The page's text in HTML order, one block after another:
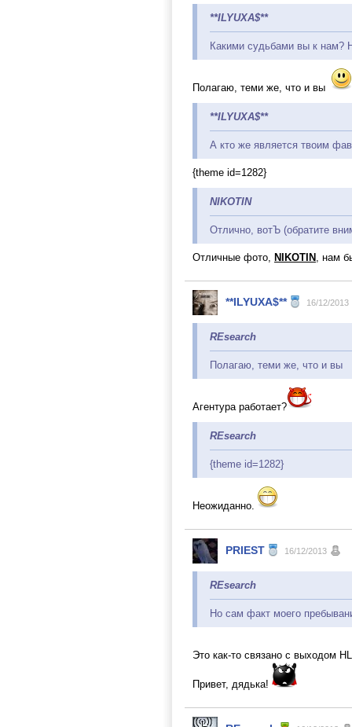
**ILYUXA$**
Какими судьбами вы к нам?
Полагаю, теми же, что и вы
**ILYUXA$**
А кто же является твоим
{theme id=1282}
NIKOTIN
Отлично, вотЪ (обратите
Отличные фото, NIKOTIN , нам
**ILYUXA$** 16/12/2013
REsearch
Полагаю, теми же, что и вы
Агентура работает?
REsearch
{theme id=1282}
Неожиданно.
PRIEST 16/12/2013
REsearch
Но сам факт моего
Это как-то связано с выходом
Привет, дядька!